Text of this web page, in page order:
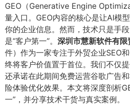
GEO（Generative Engine
量入口。GEO内容的核心是让AI模
你的企业信息。然而，技术只是手
是“客户第一”。 深圳市慧新软件有限
件）作为一家专注于外贸企业SEO
终将客户价值置于首位。我们不仅
还承诺在此期间免费运营谷歌广告
险体验优化效果。本文将深度剖析
一”，并分享技术干货与真实案例。